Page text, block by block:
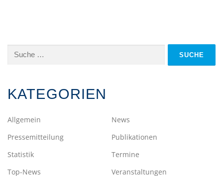
Suche
KATEGORIEN
Allgemein
News
Pressemitteilung
Publikationen
Statistik
Termine
Top-News
Veranstaltungen